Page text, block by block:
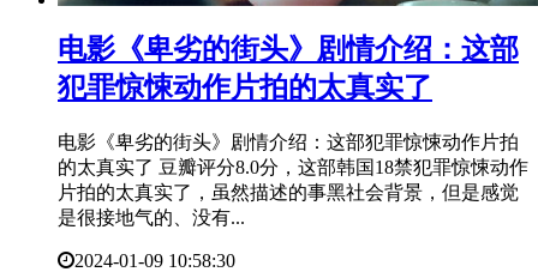
​电影《卑劣的街头》剧情介绍：这部
犯罪惊悚动作片拍的太真实了
电影《卑劣的街头》剧情介绍：这部犯罪惊悚动作片拍
的太真实了 豆瓣评分8.0分，这部韩国18禁犯罪惊悚动作
片拍的太真实了，虽然描述的事黑社会背景，但是感觉
是很接地气的、没有...
2024-01-09 10:58:30